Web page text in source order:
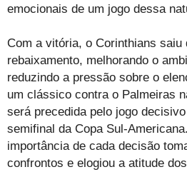
emocionais de um jogo dessa
Com a vitória, o Corinthians saiu
rebaixamento, melhorando o
reduzindo a pressão sobre o
um clássico contra o Palmeiras
será precedida pelo jogo
semifinal da Copa Sul-
importância de cada decisão
confrontos e elogiou a atitude